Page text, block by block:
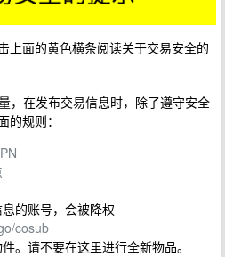
上面的黄色横条阅读关于交易安全的
，在发布交易信息时，除了遵守安全
规则：
的账号，会被降权
cosub
。请不要在这里进行全新物品。